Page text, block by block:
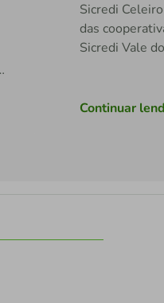
Sicredi
das cooperativas Sicredi Celeiro
Sicredi Vale
Continuar